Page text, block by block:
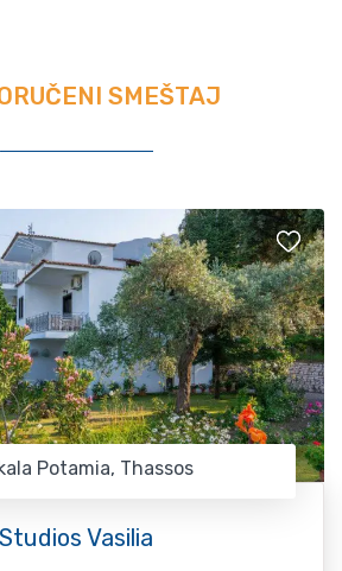
SMEŠTAJ
Potamia, Thassos
Studios Vasilia